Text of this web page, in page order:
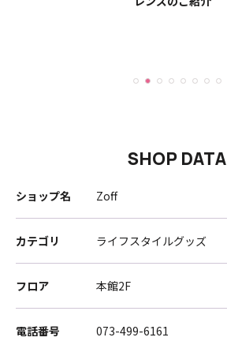
SHOP DATA
ショップ名 Zoff
カテゴリ ライフスタイルグッズ
フロア 本館2F
電話番号 073-499-6161